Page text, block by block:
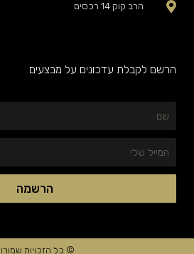
הרב קוק 14 רכסים
הרשם לקבלת עדכונים על מבצעים
הרשמה
© כל הזכויות